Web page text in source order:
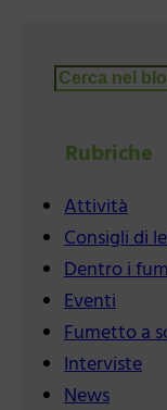
Cerca
Rubriche
Attività
Consigli di
Dentro i
Eventi
Fumetto a
Interviste
News